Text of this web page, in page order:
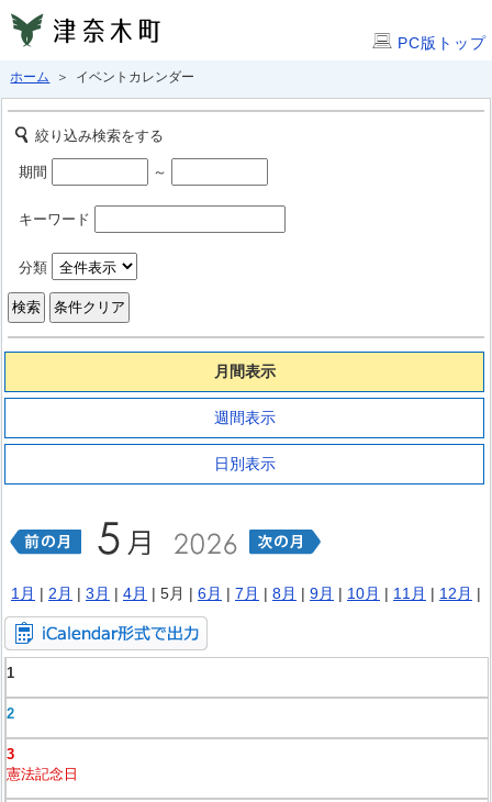
PC版トップ
ホーム ＞ イベントカレンダー
絞り込み検索をする
期間 ～
キーワード
分類
月間表示
週間表示
日別表示
1月 | 2月 | 3月 | 4月 | 5月 | 6月 | 7月 | 8月 | 9月 | 10月 | 11月 | 12月 |
1
2
3
憲法記念日